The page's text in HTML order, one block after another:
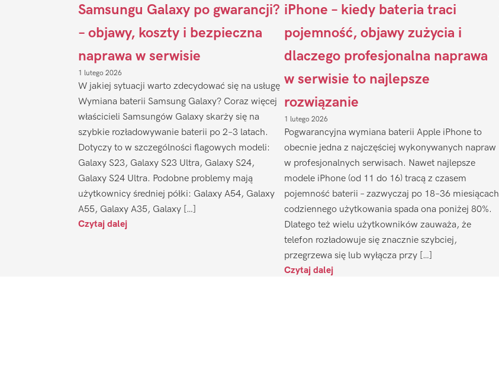
Samsungu Galaxy po gwarancji?
– objawy, koszty i bezpieczna
naprawa w serwisie
1 lutego 2026
W jakiej sytuacji warto zdecydować się na usługę
Wymiana baterii Samsung Galaxy? Coraz więcej
właścicieli Samsungów Galaxy skarży się na
szybkie rozładowywanie baterii po 2–3 latach.
Dotyczy to w szczególności flagowych modeli:
Galaxy S23, Galaxy S23 Ultra, Galaxy S24,
Galaxy S24 Ultra. Podobne problemy mają
użytkownicy średniej półki: Galaxy A54, Galaxy
A55, Galaxy A35, Galaxy […]
Czytaj dalej
iPhone – kiedy bateria traci
pojemność, objawy zużycia i
dlaczego profesjonalna naprawa
w serwisie to najlepsze
rozwiązanie
1 lutego 2026
Pogwarancyjna wymiana baterii Apple iPhone to
obecnie jedna z najczęściej wykonywanych napraw
w profesjonalnych serwisach. Nawet najlepsze
modele iPhone (od 11 do 16) tracą z czasem
pojemność baterii – zazwyczaj po 18–36 miesiącach
codziennego użytkowania spada ona poniżej 80%.
Dlatego też wielu użytkowników zauważa, że
telefon rozładowuje się znacznie szybciej,
przegrzewa się lub wyłącza przy […]
Czytaj dalej